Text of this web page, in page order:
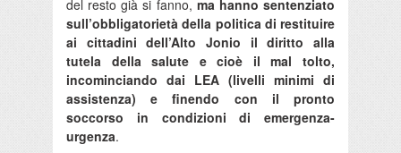
del resto già si fanno, ma hanno sentenziato
sull’obbligatorietà della politica di restituire
ai cittadini dell’Alto Jonio il diritto alla
tutela della salute e cioè il mal tolto,
incominciando dai LEA (livelli minimi di
assistenza) e finendo con il pronto
soccorso in condizioni di emergenza-
urgenza.